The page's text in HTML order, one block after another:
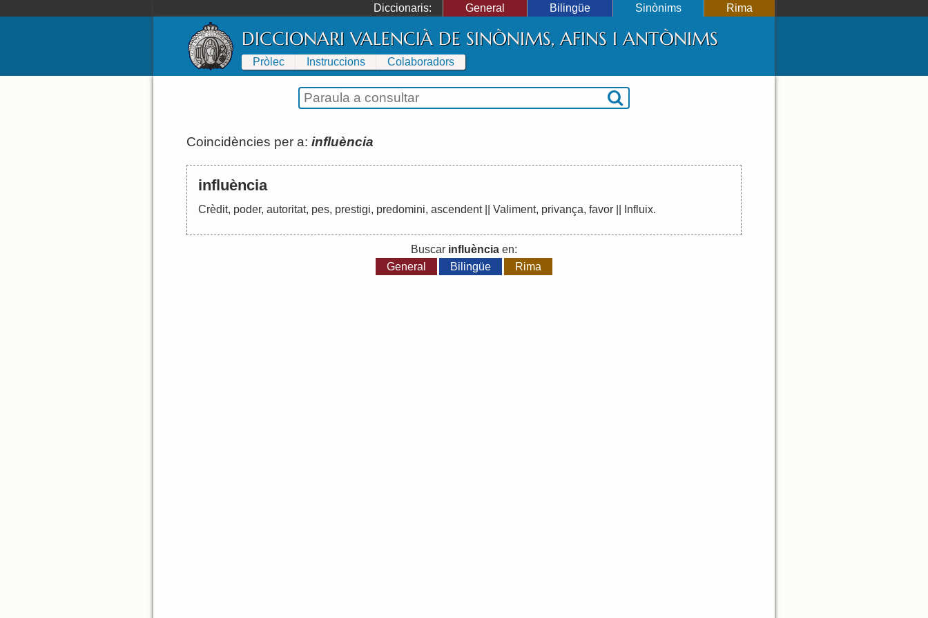
Diccionaris: General Bilingüe Sinònims Rima
DICCIONARI VALENCIÀ DE SINÒNIMS, AFINS I ANTÒNIMS
Pròlec Instruccions Colaboradors
Coincidències per a: influència
influència
Crèdit, poder, autoritat, pes, prestigi, predomini, ascendent|| Valiment, privança, favor Influix.
Buscar influència en:
General
Bilingüe Rima